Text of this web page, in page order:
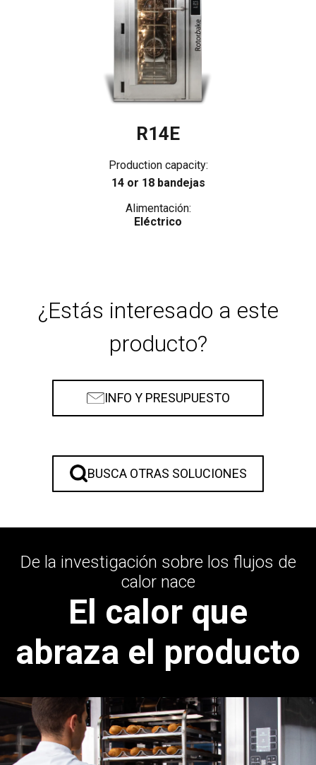
R14E
Production capacity:
14 or 18 bandejas
Alimentación:
Eléctrico
¿Estás interesado a este
producto?
INFO Y PRESUPUESTO
BUSCA OTRAS SOLUCIONES
De la investigación sobre los flujos de
calor nace
El calor que
abraza el producto